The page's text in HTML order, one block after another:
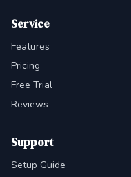
Service
Features
Pricing
Free Trial
Reviews
Support
Setup Guide